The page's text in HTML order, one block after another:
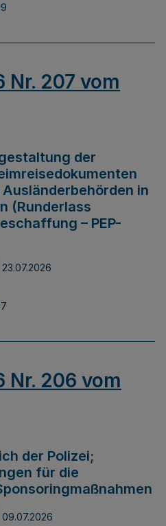
Nr. 207 vom
der
in
(Runderlass
– PEP-
23.07.2026
Nr. 206 vom
der Polizei;
für die
09.07.2026